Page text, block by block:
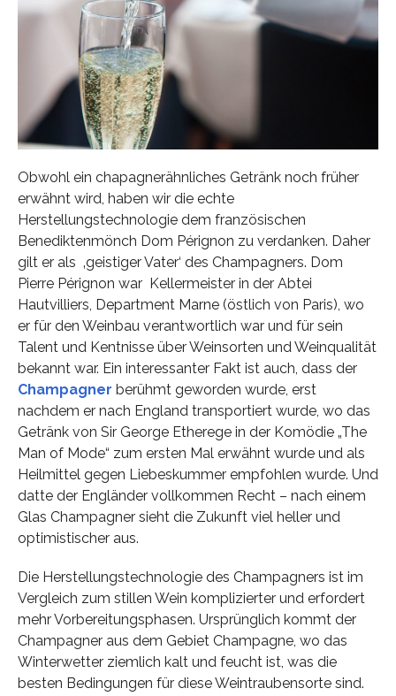
Obwohl ein chapagnerähnliches Getränk noch früher
erwähnt wird, haben wir die echte
Herstellungstechnologie dem französischen
Benediktenmönch Dom Pérignon zu verdanken. Daher
gilt er als ‚geistiger Vater‘ des Champagners. Dom
Pierre Pérignon war Kellermeister in der Abtei
Hautvilliers, Department Marne (östlich von Paris), wo
er für den Weinbau verantwortlich war und für sein
Talent und Kentnisse über Weinsorten und Weinqualität
bekannt war. Ein interessanter Fakt ist auch, dass der
Champagner berühmt geworden wurde, erst
nachdem er nach England transportiert wurde, wo das
Getränk von Sir George Etherege in der Komödie „The
Man of Mode“ zum ersten Mal erwähnt wurde und als
Heilmittel gegen Liebeskummer empfohlen wurde. Und
datte der Engländer vollkommen Recht – nach einem
Glas Champagner sieht die Zukunft viel heller und
optimistischer aus.
Die Herstellungstechnologie des Champagners ist im
Vergleich zum stillen Wein komplizierter und erfordert
mehr Vorbereitungsphasen. Ursprünglich kommt der
Champagner aus dem Gebiet Champagne, wo das
Winterwetter ziemlich kalt und feucht ist, was die
besten Bedingungen für diese Weintraubensorte sind.